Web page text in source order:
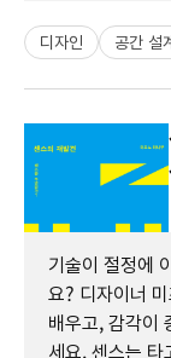
디자인 공간 설
기술이 절정에
요? 디자이너
배우고, 감각이
세요. 센스는 타